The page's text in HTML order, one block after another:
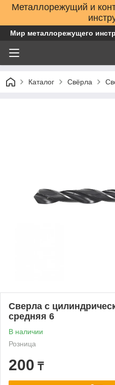
Металлорежущий и
Мир металлорежущего
Каталог Свёрла
Сверла с
средняя 6
В наличии
Розница
200 ₸